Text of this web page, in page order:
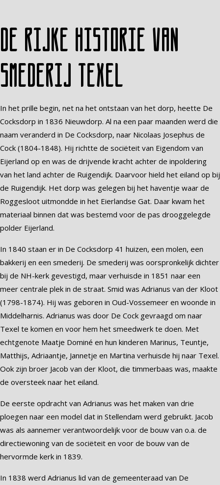
De rijke historie van
Smederij Texel
In het prille begin, net na het ontstaan van het dorp, heette De
Cocksdorp in 1836 Nieuwdorp. Al na een paar maanden werd die
naam veranderd in De Cocksdorp, naar Nicolaas Josephus de
Cock (1804-1848). Hij richtte de sociëteit van Eigendom van
Eijerland op en was de drijvende kracht achter de inpoldering
van het land achter de Ruigendijk. Daarvoor hield het eiland op bij
de Ruigendijk. Het dorp was gelegen bij het haventje waar de
Roggesloot uitmondde in het Eierlandse Gat. Daar kwam het
materiaal binnen dat was bestemd voor de pas drooggelegde
polder Eijerland.
In 1840 staan er in De Cocksdorp 41 huizen, een molen, een
bakkerij en een smederij. De smederij was oorspronkelijk dichter
bij de NH-kerk gevestigd, maar verhuisde in 1851 naar een
meer centrale plek in de straat. Smid was Adrianus van der Kloot
(1798-1874). Hij was geboren in Oud-Vossemeer en woonde in
Middelharnis. Adrianus was door De Cock gevraagd om naar
Texel te komen en voor hem het smeedwerk te doen. Met
echtgenote Maatje Dominé en hun kinderen Marinus, Teuntje,
Matthijs, Adriaantje, Jannetje en Martina verhuisde hij naar Texel.
Ook zijn broer Jacob van der Kloot, die timmerbaas was, maakte
de oversteek naar het eiland.
De eerste opdracht van Adrianus was het maken van drie
ploegen naar een model dat in Stellendam werd gebruikt. Jacob
was als aannemer verantwoordelijk voor de bouw van o.a. de
directiewoning van de sociëteit en voor de bouw van de
hervormde kerk in 1839.
In 1838 werd Adrianus lid van de gemeenteraad van De